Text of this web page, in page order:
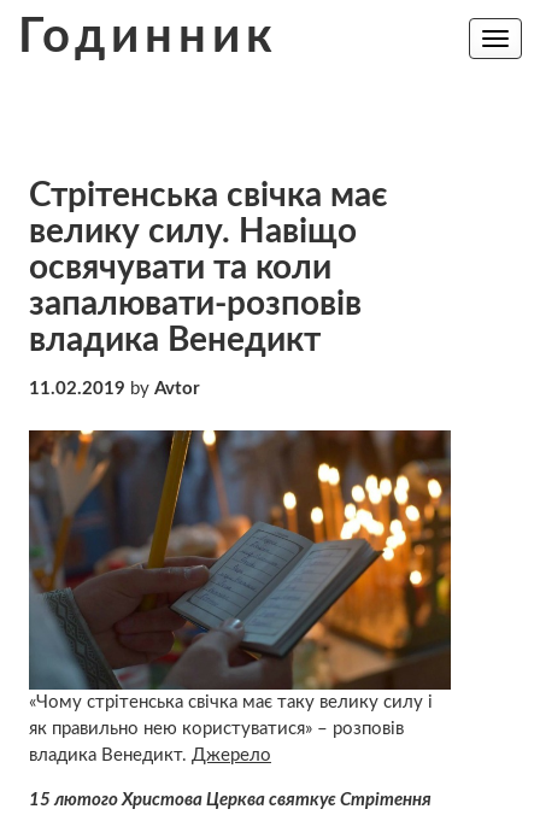
Годинник
Toggle
Стрітенська свічка має
велику силу. Навіщо
освячувати та коли
запалювати-розповів
владика Венедикт
11.02.2019 by Avtor
«Чому стрітенська свічка має таку велику силу і
як правильно нею користуватися» – розповів
владика Венедикт. Джерело
15 лютого Христова Церква святкує Стрітення